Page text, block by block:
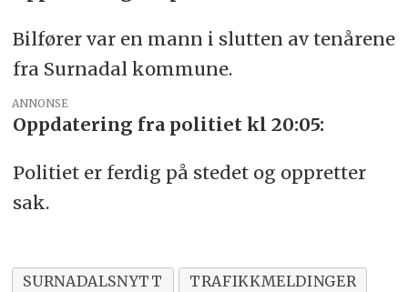
Bilfører var en mann i slutten av tenårene
fra Surnadal kommune.
ANNONSE
Oppdatering fra politiet kl 20:05:
Politiet er ferdig på stedet og oppretter
sak.
SURNADALSNYTT
TRAFIKKMELDINGER